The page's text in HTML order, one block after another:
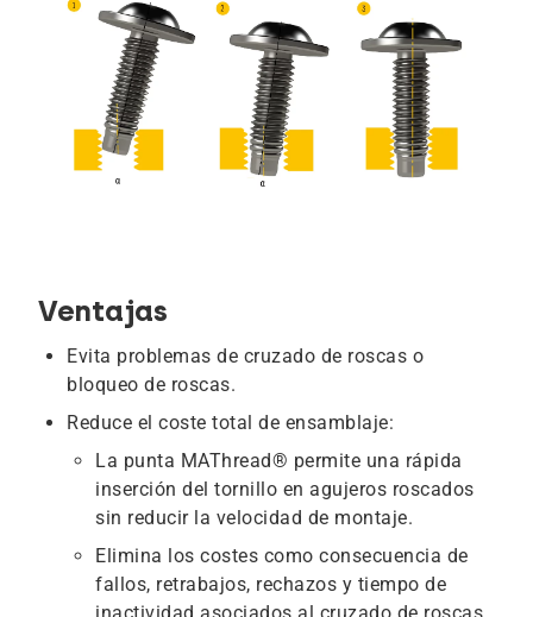
Ventajas
Evita problemas de cruzado de roscas o
bloqueo de roscas.
Reduce el coste total de ensamblaje:
La punta MAThread® permite una rápida
inserción del tornillo en agujeros roscados
sin reducir la velocidad de montaje.
Elimina los costes como consecuencia de
fallos, retrabajos, rechazos y tiempo de